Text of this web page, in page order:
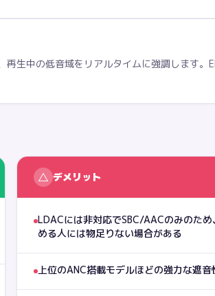
生中の低音域をリアルタイムに強調します。
△ デメリット
LDACには非対応でSBC/AACのみのた
める人には物足りない場合がある
上位のANC搭載モデルほどの強力な遮